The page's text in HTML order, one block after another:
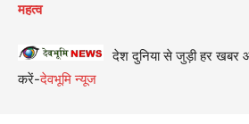
महत्व
देश दुनिया से जुड़ी हर खबर
करें-देवभूमि न्यूज